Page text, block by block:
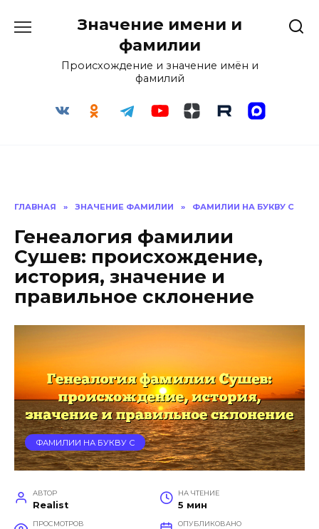
Значение имени и
фамилии
Происхождение и значение имён и
фамилий
ГЛАВНАЯ » ЗНАЧЕНИЕ ФАМИЛИИ » ФАМИЛИИ НА БУКВУ С
Генеалогия фамилии
Сушев: происхождение,
история, значение и
правильное склонение
ФАМИЛИИ НА БУКВУ С
АВТОР
Realist
НА ЧТЕНИЕ
5 мин
ПРОСМОТРОВ ОПУБЛИКОВАНО